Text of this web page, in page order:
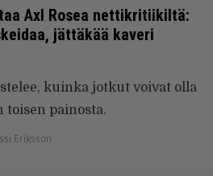
Axl Rosea nettikritiikiltä:
jättäkää kaveri
kuinka jotkut voivat olla
painosta.
Eriksson